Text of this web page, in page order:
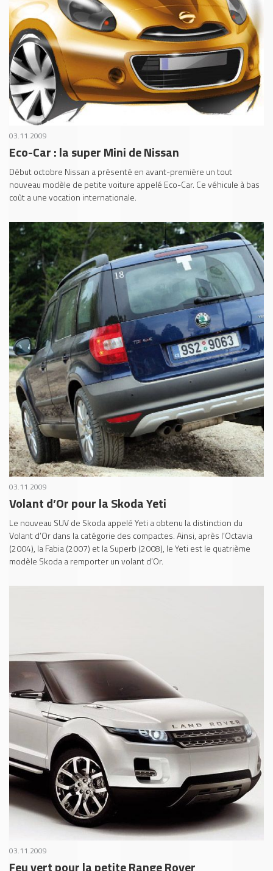
03.11.2009
Eco-Car : la super Mini de Nissan
Début octobre Nissan a présenté en avant-première un tout
nouveau modèle de petite voiture appelé Eco-Car. Ce véhicule à bas
coût a une vocation internationale.
03.11.2009
Volant d’Or pour la Skoda Yeti
Le nouveau SUV de Skoda appelé Yeti a obtenu la distinction du
Volant d’Or dans la catégorie des compactes. Ainsi, après l’Octavia
(2004), la Fabia (2007) et la Superb (2008), le Yeti est le quatrième
modèle Skoda a remporter un volant d’Or.
03.11.2009
Feu vert pour la petite Range Rover